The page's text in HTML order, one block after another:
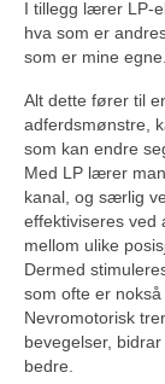
I tillegg lærer LP-
hva som er
som er mine egne.
Alt dette fører til
adferdsmønstre,
som kan endre
Med LP lærer
kanal, og særlig
effektiviseres ved
mellom ulike
Dermed
som ofte er
Nevromotorisk
bevegelser,
bedre.